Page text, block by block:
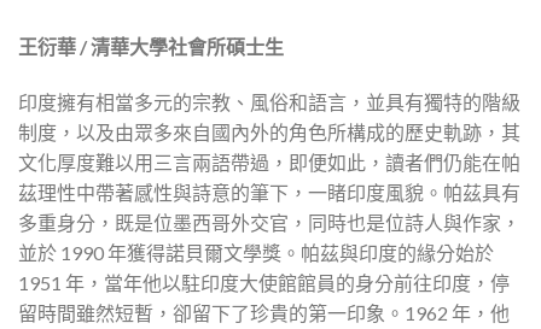
王衍華 / 清華大學社會所碩士生
印度擁有相當多元的宗教、風俗和語言，並具有獨特的階級
制度，以及由眾多來自國內外的角色所構成的歷史軌跡，其
文化厚度難以用三言兩語帶過，即便如此，讀者們仍能在帕
茲理性中帶著感性與詩意的筆下，一睹印度風貌。帕茲具有
多重身分，既是位墨西哥外交官，同時也是位詩人與作家，
並於 1990 年獲得諾貝爾文學獎。帕茲與印度的緣分始於
1951 年，當年他以駐印度大使館館員的身分前往印度，停
留時間雖然短暫，卻留下了珍貴的第一印象。1962 年，他